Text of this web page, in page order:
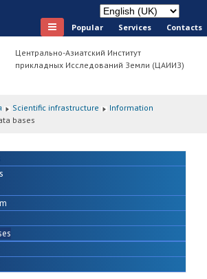
Popular Services Сontacts
Центрально-Азиатский Институт
прикладных Исследований Земли (ЦАИИЗ)
Scientific infrastructure
Information
bases